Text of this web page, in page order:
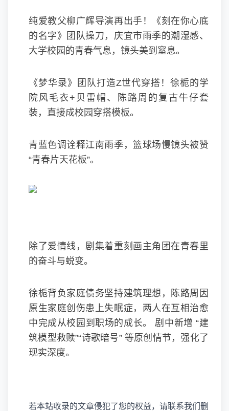
纯爱教父柳广辉导演再出手！《刻在你心底
的名字》团队操刀，庆宜市雨季的潮湿感、
大学校园的青春气息，镜头美到窒息。
《梦华录》团队打造Z世代穿搭！徐栀的学
院风毛衣+贝雷帽、陈路周的复古牛仔套
装，直接成校园穿搭模板。
青蓝色调诠释江南雨季，篮球场慢镜头被赞
“青春片天花板”。
除了爱情线，剧集着重刻画主角团在青春里
的奋斗与蜕变。
徐栀背负家庭债务坚持建筑理想，陈路周因
原生家庭创伤患上失眠症，两人在互相治愈
中完成从校园到职场的成长。 剧中新增 “建
筑模型救赎”“诗歌暗号” 等原创情节，强化了
现实深度。
若本站收录的文章侵犯了您的权益，请联系我们删